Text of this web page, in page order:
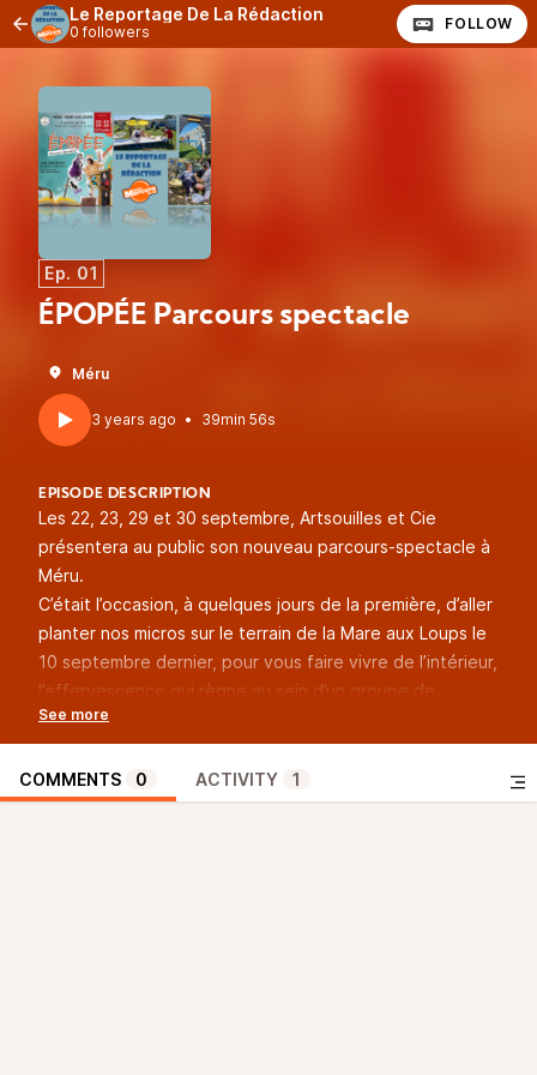
Le Reportage De La Rédaction
0 followers FOLLOW
Ep. 01
ÉPOPÉE Parcours spectacle
Méru
3 years ago • 39min 56s
EPISODE DESCRIPTION
Les 22, 23, 29 et 30 septembre, Artsouilles et Cie
présentera au public son nouveau parcours-spectacle à
Méru.
C’était l’occasion, à quelques jours de la première, d’aller
planter nos micros sur le terrain de la Mare aux Loups le
10 septembre dernier, pour vous faire vivre de l’intérieur,
l’effervescence qui règne au sein d’un groupe de
bénévoles qui s’affaire depuis des mois pour vous
donner le meilleur d’eux-mêmes ces 2 derniers weekend
de septembre.
1814 : le prince de Conti et seigneur de l’Isle-Adam
COMMENTS 0 ACTIVITY 1